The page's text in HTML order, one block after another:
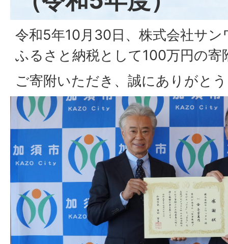
令和5年10月30日、株式会社サ
ふるさと納税として100万円の寄
ご寄附いただき、誠にありがと